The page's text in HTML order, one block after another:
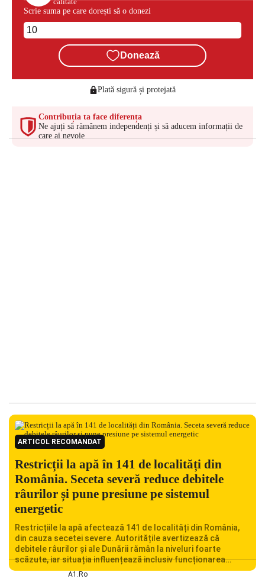
Scrie suma pe care dorești să o donezi
Donează
Plată sigură și protejată
Contribuția ta face diferența
Ne ajuți să rămânem independenți și să aducem informații de
care ai nevoie
ARTICOL RECOMANDAT
Restricții la apă în 141 de localități din
România. Seceta severă reduce debitele
râurilor și pune presiune pe sistemul
energetic
Restricțiile la apă afectează 141 de localități din România,
din cauza secetei severe. Autoritățile avertizează că
debitele râurilor și ale Dunării rămân la niveluri foarte
scăzute, iar situația influențează inclusiv funcționarea
Centralei Nucleare de la Cernavodă. România se confruntă
A1.ro